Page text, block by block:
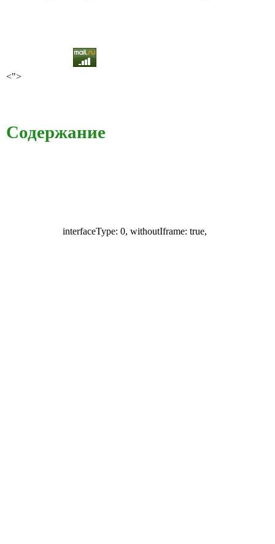
<">
Содержание
interfaceType: 0, withoutIframe: true,